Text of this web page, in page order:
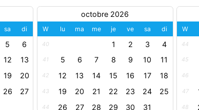
sa di
5 6
12 13
19 20
26 27
octobre 2026
W lu ma me je ve sa di
40 1 2 3 4
41 5 6 7 8 9 10 11
42 12 13 14 15 16 17 18
43 19 20 21 22 23 24 25
44 26 27 28 29 30 31
W
44
45
46
47
48